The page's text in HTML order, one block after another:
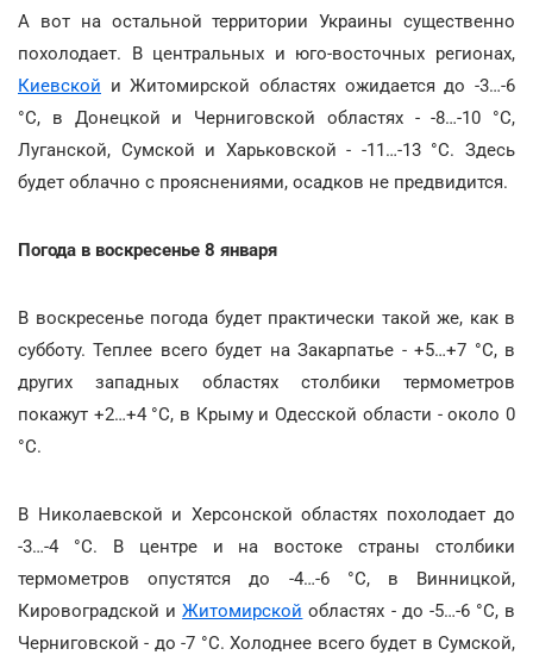
А вот на остальной территории Украины существенно
похолодает. В центральных и юго-восточных регионах,
Киевской и Житомирской областях ожидается до -3…-6
°С, в Донецкой и Черниговской областях - -8…-10 °С,
Луганской, Сумской и Харьковской - -11…-13 °С. Здесь
будет облачно с прояснениями, осадков не предвидится.
Погода в воскресенье 8 января
В воскресенье погода будет практически такой же, как в
субботу. Теплее всего будет на Закарпатье - +5…+7 °С, в
других западных областях столбики термометров
покажут +2…+4 °С, в Крыму и Одесской области - около 0
°С.
В Николаевской и Херсонской областях похолодает до
-3…-4 °С. В центре и на востоке страны столбики
термометров опустятся до -4…-6 °С, в Винницкой,
Кировоградской иЖитомирской областях - до -5…-6 °С, в
Черниговской - до -7 °С. Холоднее всего будет в Сумской,